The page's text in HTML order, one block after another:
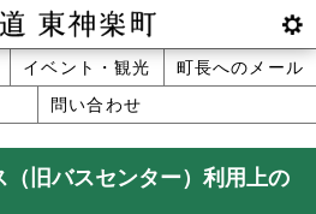
btnS
ettin
町 Hokkaido
イベント・観光
町長へのメール
問い合わせ
（旧バスセンター）利用上の